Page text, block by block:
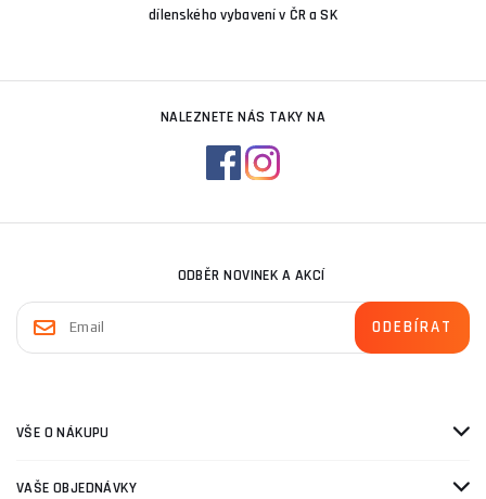
dílenského vybavení v ČR a SK
NALEZNETE NÁS TAKY NA
ODBĚR NOVINEK A AKCÍ
VŠE O NÁKUPU
VAŠE OBJEDNÁVKY